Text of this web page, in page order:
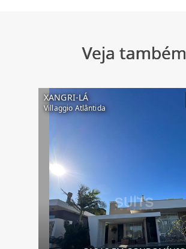
Veja também
XANGRI-LÁ
Villaggio Atlântida